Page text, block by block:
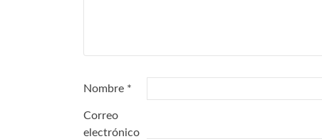
Nombre *
Correo
electrónico